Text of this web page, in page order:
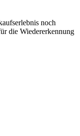
noch
die Wiedererkennung